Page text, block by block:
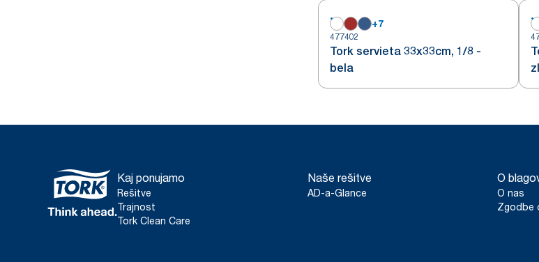
+7
477402
Tork servieta 33x33cm, 1/8 -
bela
Kaj ponujamo
Rešitve
Trajnost
Tork Clean Care
Naše rešitve
AD-a-Glance
O
O nas
Zgodbe